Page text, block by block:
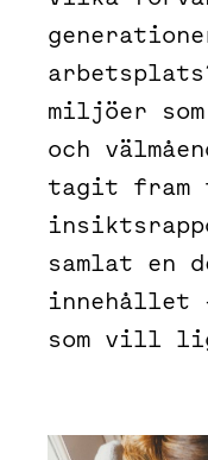
miljöer
och
tagit fram
samlat en
innehållet
som vill
Fokus på